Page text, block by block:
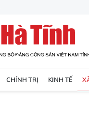
CHÍNH TRỊ KINH TẾ